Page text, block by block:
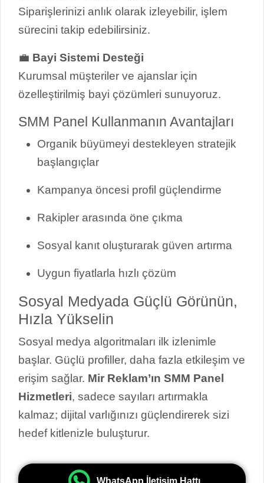
Siparişlerinizi anlık olarak izleyebilir, işlem
sürecini takip edebilirsiniz.
💼 Bayi Sistemi Desteği
Kurumsal müşteriler ve ajanslar için
özelleştirilmiş bayi çözümleri sunuyoruz.
SMM Panel Kullanmanın Avantajları
Organik büyümeyi destekleyen stratejik
başlangıçlar
Kampanya öncesi profil güçlendirme
Rakipler arasında öne çıkma
Sosyal kanıt oluşturarak güven artırma
Uygun fiyatlarla hızlı çözüm
Sosyal Medyada Güçlü Görünün,
Hızla Yükselin
Sosyal medya algoritmaları ilk izlenimle
başlar. Güçlü profiller, daha fazla etkileşim ve
erişim sağlar. Mir Reklam’ın SMM Panel
Hizmetleri, sadece sayıları artırmakla
kalmaz; dijital varlığınızı güçlendirerek sizi
hedef kitlenizle buluşturur.